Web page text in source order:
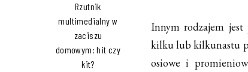
Rzutnik
multimedialny w
zaciszu
domowym: hit czy
kit?
Innym rodzajem jest
kilku lub kilkunastu
osiowe i